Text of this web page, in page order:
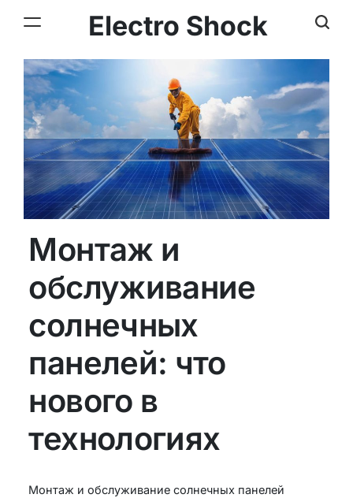
Electro Shock
Монтаж и
обслуживание
солнечных
панелей: что
нового в
технологиях
Монтаж и обслуживание солнечных панелей